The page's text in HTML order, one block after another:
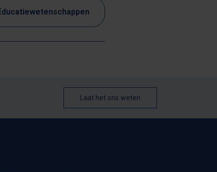
Laat het ons weten